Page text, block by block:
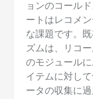
ョンのコール
ートはレコメ
な課題です。
ズムは、リコ
のモジュール
イテムに対し
ータの収集に